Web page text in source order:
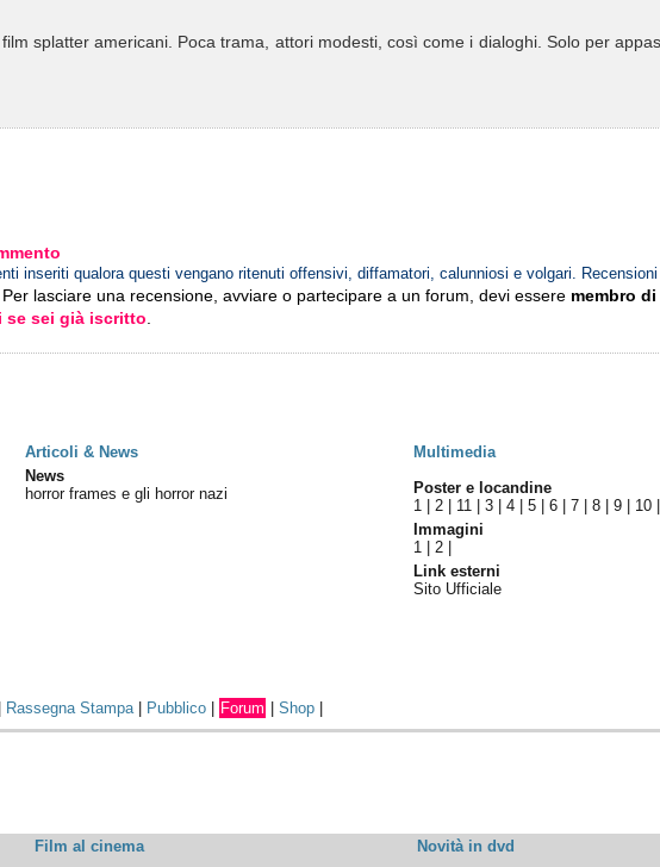
splatter americani. Poca trama, attori modesti, così come i dialoghi. Solo per
inseriti qualora questi vengano ritenuti offensivi, diffamatori, calunniosi e volgari.
Per lasciare una recensione, avviare o partecipare a un forum, devi essere membro
se sei già iscritto
Articoli & News Multimedia
News
horror frames e gli horror nazi
Poster e locandine
1 |2 11 |3 |4 |5 |6 |7 |8 |9 10
Immagini
1 |2
Link esterni
Sito Ufficiale
Rassegna Stampa| Pubblico Forum |Shop
Film al cinema Novità in dvd